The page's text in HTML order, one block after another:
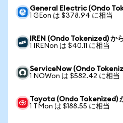
General Electric (Ondo
1 GEon は $378.94 に相当
IREN (Ondo Tokenized) か
1 IRENon は $40.11 に相当
ServiceNow (Ondo
1 NOWon は $582.42 に相当
Toyota (Ondo Tokenized)
1 TMon は $188.55 に相当